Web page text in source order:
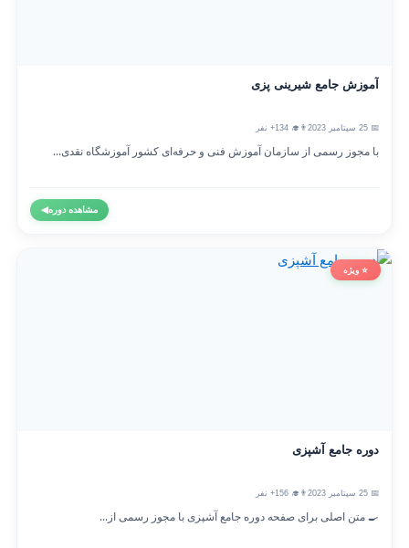
آموزش جامع شیرینی پزی
👨‍🎓 134+ نفر
با مجوز رسمی از سازمان آموزش فنی و حرفه‌ای کشور آموزشگاه نقدی...
مشاهده دوره◀
⭐ ویژه
دوره جامع آشپزی
👨‍🎓 156+ نفر
🍳 متن اصلی برای صفحه دوره جامع آشپزی با مجوز رسمی از...